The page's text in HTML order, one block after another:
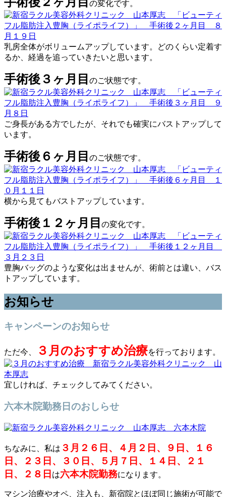
の変化です。
乳房全体がボリュームアップしています。どのくらい定着す
るか、経過を追っていきたいと思います。
手術後３ヶ月目 のご状態です。
ご身長がある方でしたが、それでも確実にバストアップして
います。
手術後６ヶ月目 のご状態です。
横から見てもバストアップしています。
手術後１２ヶ月目 の変化です。
豊胸バッグのような変化は出ませんが、術前とは違い、バス
トアップしています。
お知らせ
キャンペーンのお知らせ
ただ今、 ３月のおすすめ治療を行っております。
宜しければ、チェックしてみてください。
六本木院勤務日のおしらせ
ちなみに、私は ３月２６日、４月２日、９日、１６
日、２３日、３０日、５月７日、１４日、２１
日、２８日 は六本木院勤務になります。
マシン治療やオペ、注入も、新宿院とほぼ同じ施術が可能で